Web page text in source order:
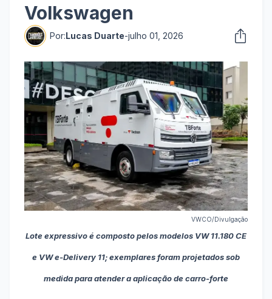
Volkswagen
Por:Lucas Duarte-julho 01, 2026
VWCO/Divulgação
Lote expressivo é composto pelos modelos VW 11.180 CE
e VW e-Delivery 11; exemplares foram projetados sob
medida para atender a aplicação de carro-forte